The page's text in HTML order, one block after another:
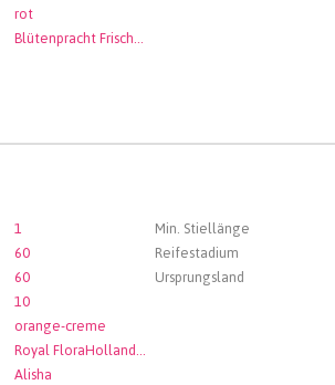
rot
Blütenpracht Frischblumen GmbH
1 Min. Stiellänge
60 Reifestadium
60 Ursprungsland
10
orange-creme
Royal FloraHolland Aalsmeer
Alisha